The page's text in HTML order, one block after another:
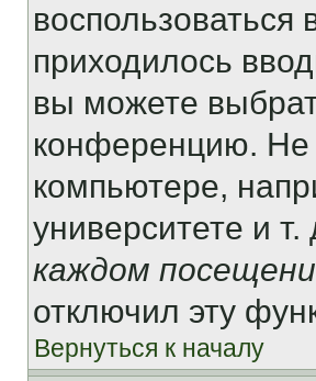
приходилось
вы можете
конференцию. Не
компьютере,
университете и
каждом
отключил эту
Вернуться к началу